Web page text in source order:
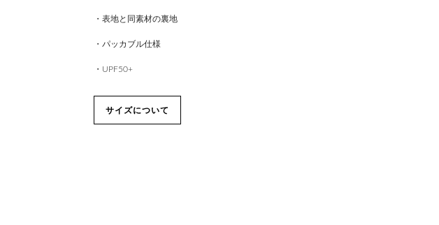
・表地と同素材の裏地
・パッカブル仕様
・UPF50+
サイズについて